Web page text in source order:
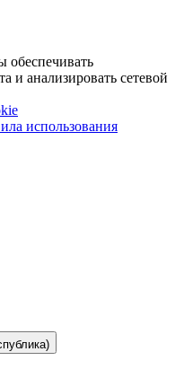
и анализировать сетевой
использования